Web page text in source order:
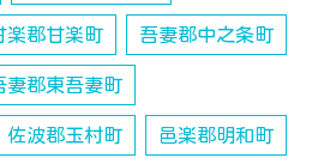
楽郡甘楽町 吾妻郡中之条町
妻郡東吾妻町
佐波郡玉村町 邑楽郡明和町